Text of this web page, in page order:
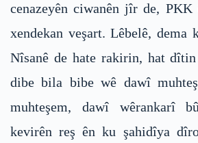
cenazeyên ciwanên jîr de,
xendekan veşart. Lêbelê, dema
Nîsanê de hate rakirin, hat
dibe bila bibe wê dawî
muhteşem, dawî wêrankarî
kevirên reş ên ku şahidîya